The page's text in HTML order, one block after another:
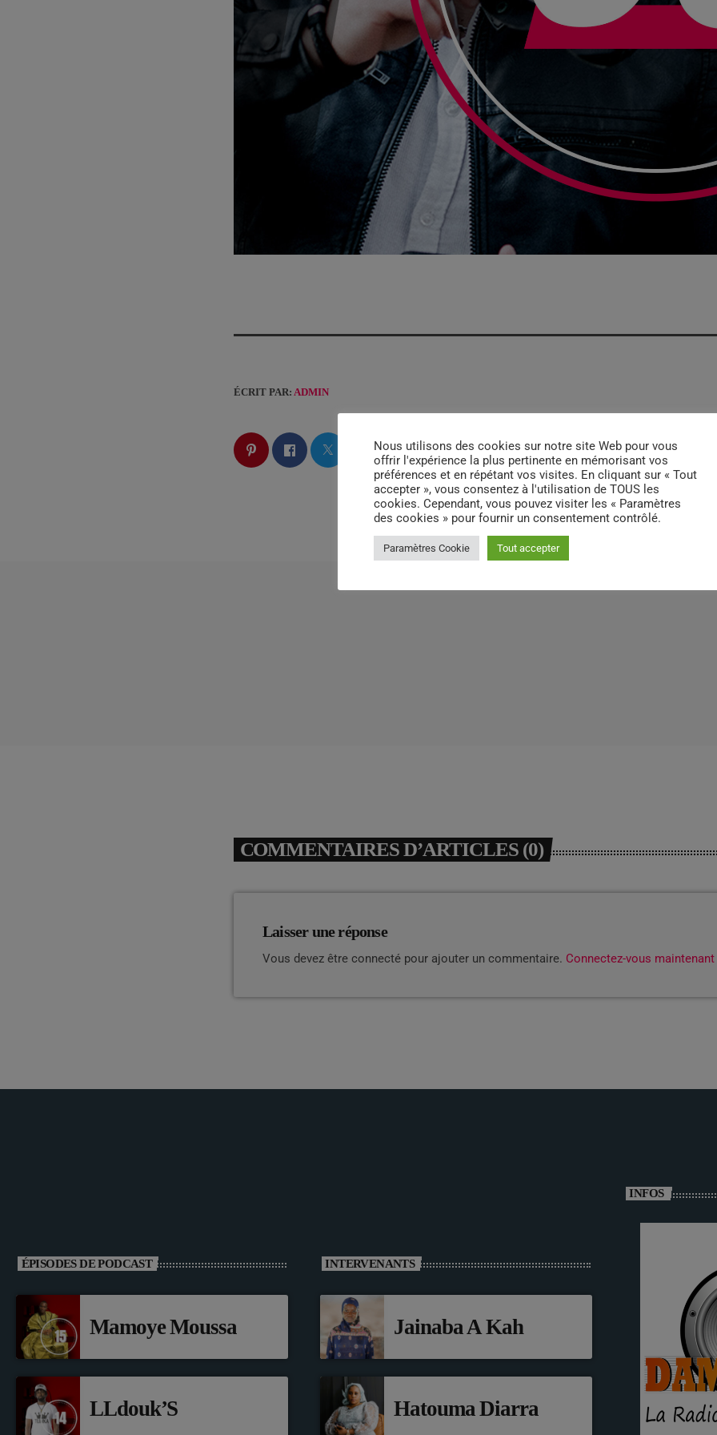
ÉCRIT PAR: ADMIN
email
COMMENTAIRES D’ARTICLES (0)
Laisser une réponse
Vous devez être connecté pour ajouter un commentaire. Connectez-vous maintenant
ÉPISODES DE PODCAST
Mamoye Moussa
LLdouk’S
INTERVENANTS
Jainaba A Kah
Hatouma Diarra
INFOS
Nous utilisons des cookies sur notre site Web pour vous
offrir l'expérience la plus pertinente en mémorisant vos
préférences et en répétant vos visites. En cliquant sur « Tout
accepter », vous consentez à l'utilisation de TOUS les
cookies. Cependant, vous pouvez visiter les « Paramètres
des cookies » pour fournir un consentement contrôlé.
Paramètres Cookie Tout accepter